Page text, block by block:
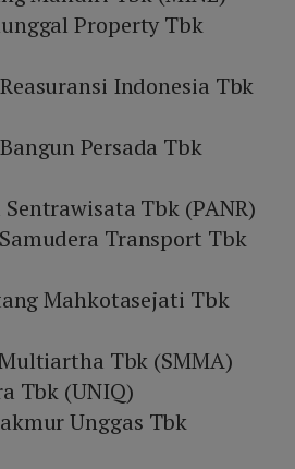
Property Tbk
Indonesia Tbk
Persada Tbk
Tbk (PANR)
Transport Tbk
Mahkotasejati Tbk
Tbk (SMMA)
Tbk (UNIQ)
Unggas Tbk